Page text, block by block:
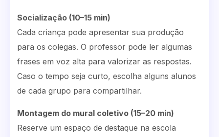
Socialização (10–15 min)
Cada criança pode apresentar sua produção
para os colegas. O professor pode ler algumas
frases em voz alta para valorizar as respostas.
Caso o tempo seja curto, escolha alguns alunos
de cada grupo para compartilhar.
Montagem do mural coletivo (15–20 min)
Reserve um espaço de destaque na escola